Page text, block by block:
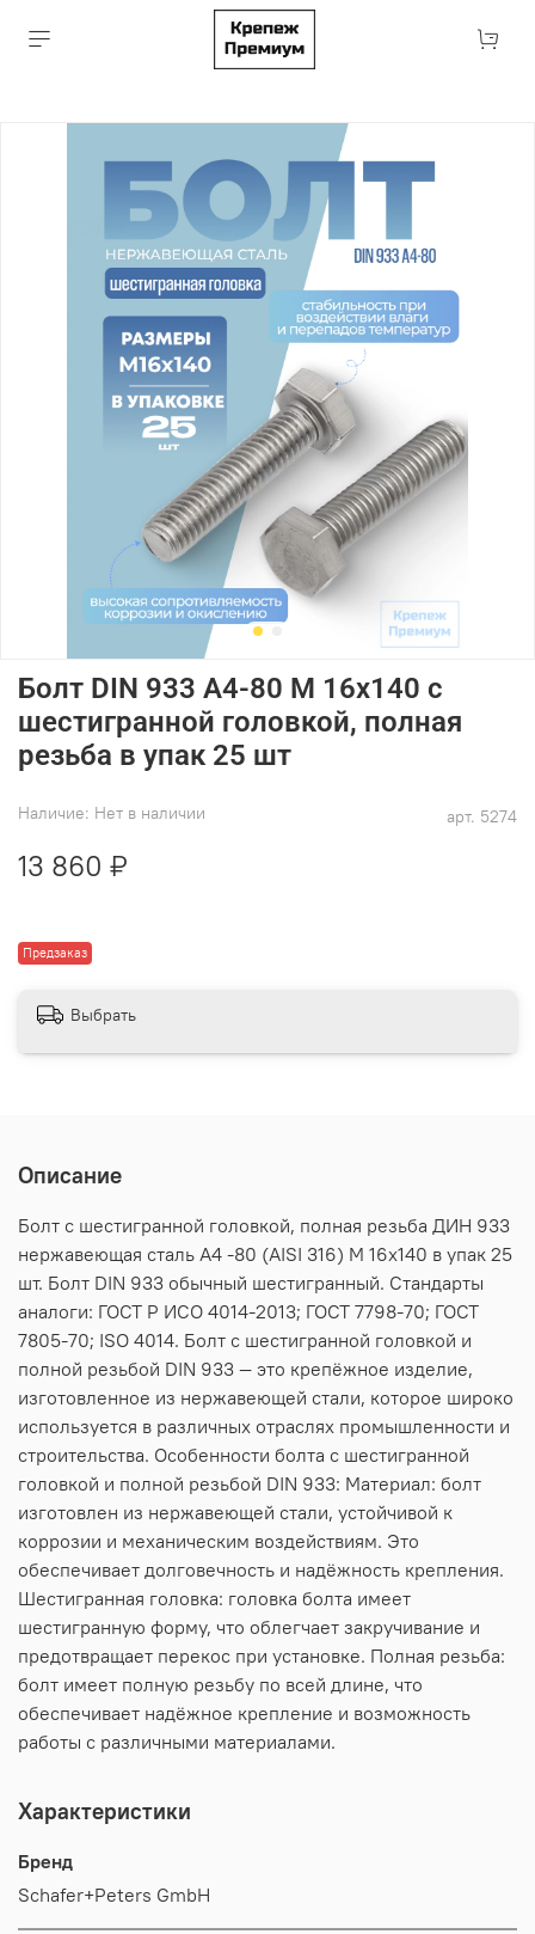
арт. 5274
Наличие: Нет в наличии
Предзаказ
Болт DIN 933 А4-80 M 16х140 с
шестигранной головкой, полная
резьба в упак 25 шт
13 860 ₽
Выбрать
Описание
Болт с шестигранной головкой, полная резьба ДИН 933
нержавеющая сталь А4 -80 (AISI 316) M 16х140 в упак 25
шт. Болт DIN 933 обычный шестигранный. Стандарты
аналоги: ГОСТ Р ИСО 4014-2013; ГОСТ 7798-70; ГОСТ
7805-70; ISO 4014. Болт с шестигранной головкой и
полной резьбой DIN 933 — это крепёжное изделие,
изготовленное из нержавеющей стали, которое широко
используется в различных отраслях промышленности и
строительства. Особенности болта с шестигранной
головкой и полной резьбой DIN 933: Материал: болт
изготовлен из нержавеющей стали, устойчивой к
коррозии и механическим воздействиям. Это
обеспечивает долговечность и надёжность крепления.
Шестигранная головка: головка болта имеет
шестигранную форму, что облегчает закручивание и
предотвращает перекос при установке. Полная резьба:
болт имеет полную резьбу по всей длине, что
обеспечивает надёжное крепление и возможность
работы с различными материалами.
Характеристики
Бренд
Schafer+Peters GmbH